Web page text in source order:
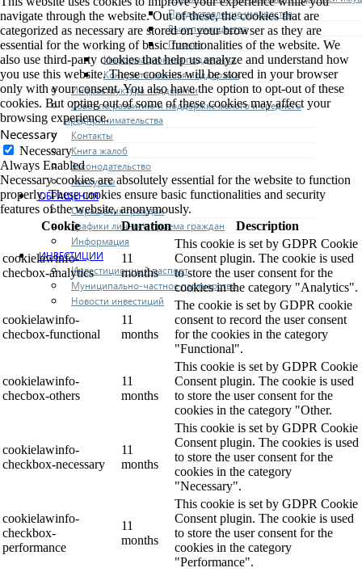
Предоставление имущества
Выкуп имущества
Прочие
Информационная поддержка
Консультационная поддержка
Инфраструктура поддержки
Совет по развитию и поддержке малого и среднего
предпринимательства
Контакты
Книга жалоб
Законодательство
Конкурсы
ОБРАЩЕНИЯ
Обращения граждан
Графики личного приема граждан
Информация
ИНВЕСТИЦИИ
Инвестиционный паспорт
Муниципально-частное партнерство
Новости инвестиций
navigate through the website. Out of these, the cookies that are
categorized as necessary are stored on your browser as they are
essential for the working of basic functionalities of the website. We
also use third-party cookies that help us analyze and understand how
you use this website. These cookies will be stored in your browser
only with your consent. You also have the option to opt-out of these
cookies. But opting out of some of these cookies may affect your
browsing experience.
Necessary
Necessary
Always Enabled
Necessary cookies are absolutely essential for the website to function
properly. These cookies ensure basic functionalities and security
features of the website, anonymously.
Cookie
Duration Description
cookielawinfo-
checbox-analytics
11
months
This cookie is set by GDPR Cookie
Consent plugin. The cookie is used
to store the user consent for the
cookies in the category "Analytics".
cookielawinfo-
checbox-functional
11
months
The cookie is set by GDPR cookie
consent to record the user consent
for the cookies in the category
"Functional".
cookielawinfo-
checbox-others
11
months
This cookie is set by GDPR Cookie
Consent plugin. The cookie is used
to store the user consent for the
cookies in the category "Other.
cookielawinfo-
checkbox-necessary
11
months
This cookie is set by GDPR Cookie
Consent plugin. The cookies is used
to store the user consent for the
cookies in the category
"Necessary".
cookielawinfo-
checkbox-
performance
11
months
This cookie is set by GDPR Cookie
Consent plugin. The cookie is used
to store the user consent for the
cookies in the category
"Performance".